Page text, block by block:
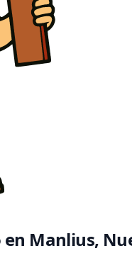
en Manlius,